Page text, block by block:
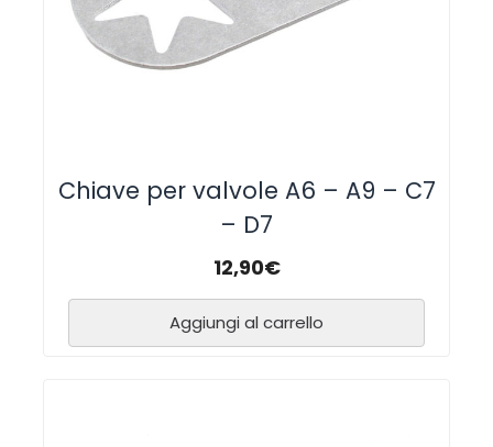
Chiave per valvole A6 – A9 – C7
– D7
12,90€
Aggiungi al carrello